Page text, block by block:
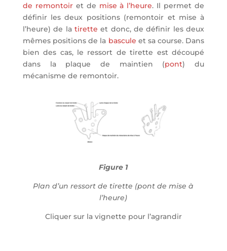
de remontoiret de mise à l’heure. Il permet de
définir les deux positions (remontoir et mise à
l’heure) de la tirette et donc, de définir les deux
mêmes positions de la bascule et sa course. Dans
bien des cas, le ressort de tirette est découpé
dans la plaque de maintien (pont) du
mécanisme de remontoir.
Figure 1
Plan d’un ressort de tirette (pont de mise à
l’heure)
Cliquer sur la vignette pour l’agrandir